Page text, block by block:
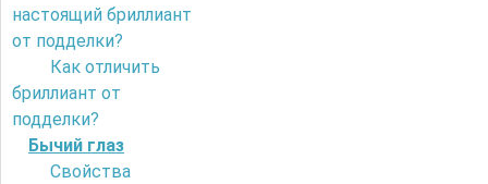
настоящий бриллиант
от подделки?
Как отличить
бриллиант от
подделки?
Бычий глаз
Свойства